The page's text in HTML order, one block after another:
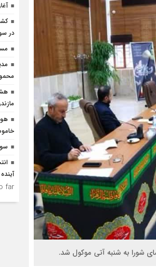
شورا به شنبه آتی موکول شد.
در
far.